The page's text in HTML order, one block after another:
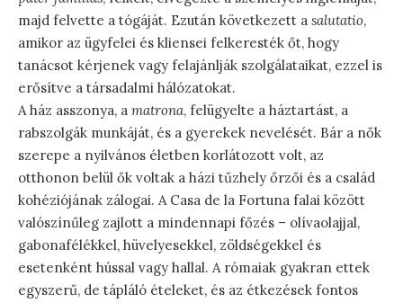
majd felvette a tógáját. Ezután következett a salutatio,
amikor az ügyfelei és kliensei felkeresték őt, hogy
tanácsot kérjenek vagy felajánlják szolgálataikat, ezzel is
erősítve a társadalmi hálózatokat.
A ház asszonya, a matrona, felügyelte a háztartást, a
rabszolgák munkáját, és a gyerekek nevelését. Bár a nők
szerepe a nyilvános életben korlátozott volt, az
otthonon belül ők voltak a házi tűzhely őrzői és a család
kohéziójának zálogai. A Casa de la Fortuna falai között
valószínűleg zajlott a mindennapi főzés – olívaolajjal,
gabonafélékkel, hüvelyesekkel, zöldségekkel és
esetenként hússal vagy hallal. A rómaiak gyakran ettek
egyszerű, de tápláló ételeket, és az étkezések fontos